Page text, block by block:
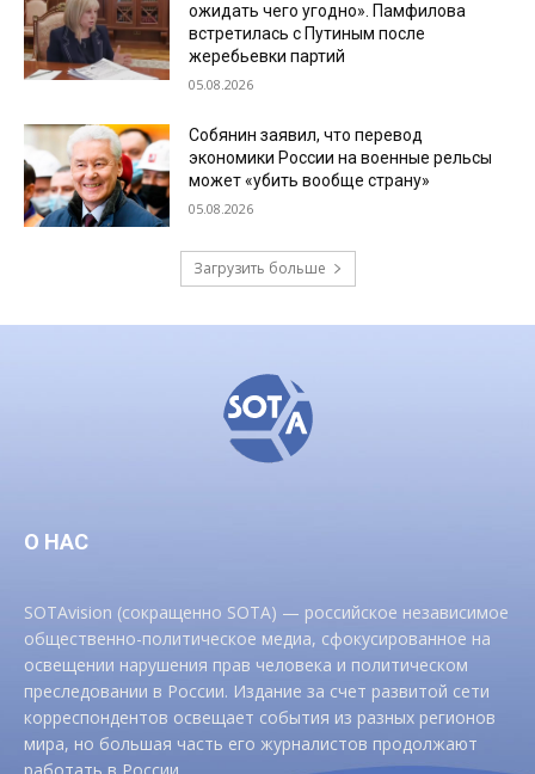
ожидать чего угодно». Памфилова
встретилась с Путиным после
жеребьевки партий
05.08.2026
Собянин заявил, что перевод
экономики России на военные рельсы
может «убить вообще страну»
05.08.2026
Загрузить больше
О НАС
SOTAvision (сокращенно SOTA) — российское независимое
общественно-политическое медиа, сфокусированное на
освещении нарушения прав человека и политическом
преследовании в России. Издание за счет развитой сети
корреспондентов освещает события из разных регионов
мира, но большая часть его журналистов продолжают